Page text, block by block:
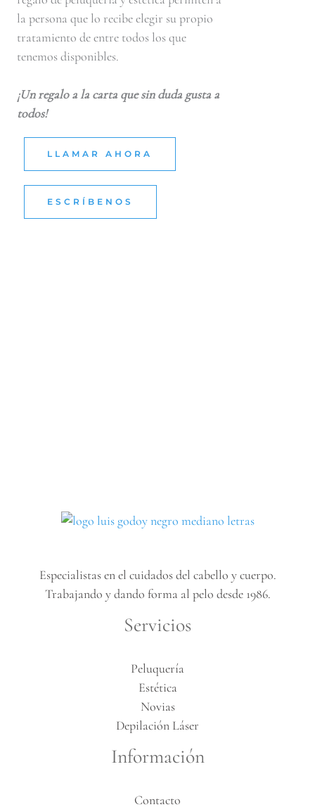
la persona que lo recibe elegir su propio
tratamiento de entre todos los que
tenemos disponibles.
¡Un regalo a la carta que sin duda gusta a
todos!
LLAMAR AHORA
ESCRÍBENOS
Especialistas en el cuidados del cabello y cuerpo.
Trabajando y dando forma al pelo desde 1986.
Servicios
Peluquería
Estética
Novias
Depilación Láser
Información
Contacto